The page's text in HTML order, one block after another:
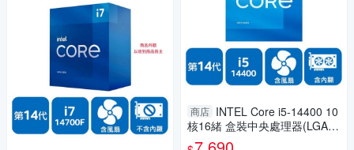
商店 INTEL Core i5-14400 10
核16緒 盒裝中央處理器(LGA17
00/含風扇/含內顯)